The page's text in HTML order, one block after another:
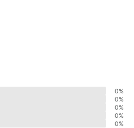
0%
0%
0%
0%
0%